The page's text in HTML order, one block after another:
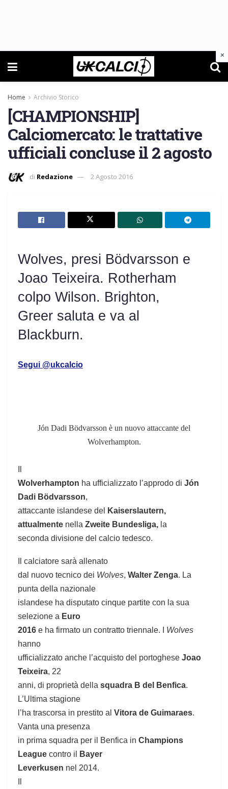
Home Archivio Storico
[CHAMPIONSHIP]
Calciomercato: le trattative
ufficiali concluse il 2 agosto
di Redazione 2 Agosto 2016
Wolves, presi Bödvarsson e
Joao Teixeira. Rotherham
colpo Wilson. Brighton,
Greer saluta e va al
Blackburn.
Segui @ukcalcio
Jón Dadi Bödvarsson è un nuovo attaccante del
Wolverhampton.
Wolverhampton ha ufficializzato l’approdo di Jón
Dadi Bödvarsson,
attaccante islandese del
Kaiserslautern,
attualmente nella Zweite Bundesliga, la
seconda divisione del calcio tedesco.
Il calciatore sarà allenato
dal nuovo tecnico dei Wolves, Walter Zenga. La
punta della nazionale
islandese ha disputato cinque partite con la sua
selezione a Euro
2016 e ha firmato un contratto triennale. I Wolves
hanno
ufficializzato anche l’acquisto del portoghese Joao
Teixeira, 22
anni, di proprietà della squadra B del Benfica.
L’Ultima stagione
l’ha trascorsa in prestito al Vitora de Guimaraes.
Vanta una presenza
in prima squadra per il Benfica in Champions
League contro il
Bayer
Leverkusen nel 2014.
×